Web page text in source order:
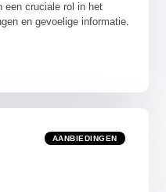
een cruciale rol in het
en gevoelige informatie.
AANBIEDINGEN